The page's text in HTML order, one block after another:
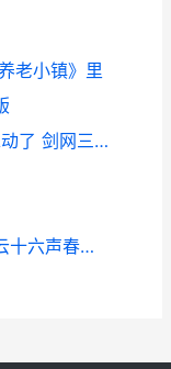
老小镇》里
《剑网3》马年新春版本曝光：DNA动了 剑网三所有马的介绍和图片
燕云十六声：春节外观定位曝光 燕云十六声春节版本